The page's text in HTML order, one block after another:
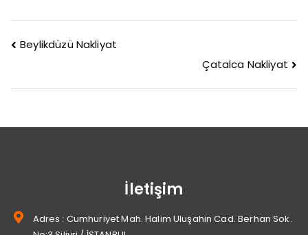
Beylikdüzü Nakliyat
Çatalca Nakliyat
İletişim
Adres : Cumhuriyet Mah. Halim Uluşahin Cad. Berhan Sok.